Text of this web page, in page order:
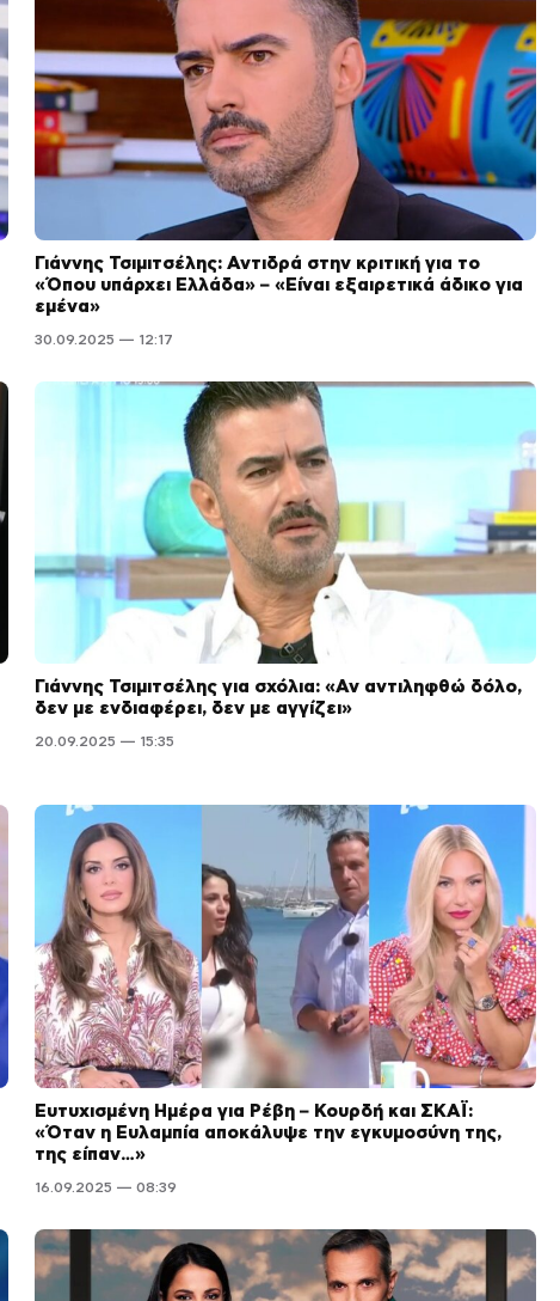
Γιάννης Τσιμιτσέλης: Αντιδρά στην κριτική για το
«Όπου υπάρχει Ελλάδα» – «Είναι εξαιρετικά άδικο για
εμένα»
30.09.2025 — 12:17
Γιάννης Τσιμιτσέλης για σχόλια: «Αν αντιληφθώ δόλο,
δεν με ενδιαφέρει, δεν με αγγίζει»
20.09.2025 — 15:35
Ευτυχισμένη Ημέρα για Ρέβη – Κουρδή και ΣΚΑΪ:
«Όταν η Ευλαμπία αποκάλυψε την εγκυμοσύνη της,
της είπαν…»
16.09.2025 — 08:39